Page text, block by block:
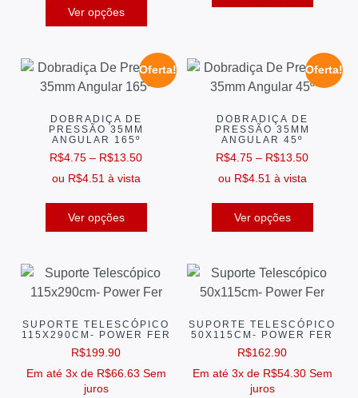
Ver opções
Oferta!
DOBRADIÇA DE
PRESSÃO 35MM
ANGULAR 165º
R$4.75 – R$13.50
ou R$4.51 à vista
Ver opções
Oferta!
DOBRADIÇA DE
PRESSÃO 35MM
ANGULAR 45º
R$4.75 – R$13.50
ou R$4.51 à vista
Ver opções
SUPORTE TELESCÓPICO
115X290CM- POWER FER
R$199.90
Em até 3x de R$66.63 Sem
juros
SUPORTE TELESCÓPICO
50X115CM- POWER FER
R$162.90
Em até 3x de R$54.30 Sem
juros